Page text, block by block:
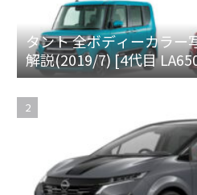
タント 全ボディーカラー
解説(2019/7) [4代目